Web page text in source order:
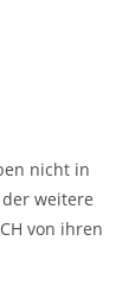
nicht in
weitere
von ihren